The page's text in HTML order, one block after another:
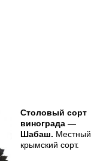
Столовый сорт
винограда —
Шабаш. Местный
крымский сорт.